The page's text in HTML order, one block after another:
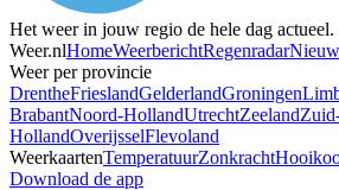
Het weer in jouw regio de hele dag actueel.
Weer.nlHomeWeerberichtRegenradar
Weer per provincie
DrentheFrieslandGelderlandGroningen
BrabantNoord-HollandUtrechtZeeland
HollandOverijsselFlevoland
WeerkaartenTemperatuurZonkracht
Download de app